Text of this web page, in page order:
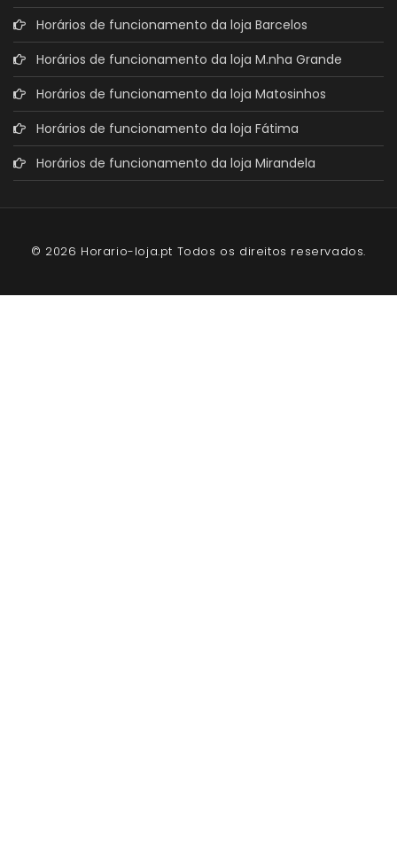
Horários de funcionamento da loja Barcelos
Horários de funcionamento da loja M.nha Grande
Horários de funcionamento da loja Matosinhos
Horários de funcionamento da loja Fátima
Horários de funcionamento da loja Mirandela
© 2026 Horario-loja.pt Todos os direitos reservados.